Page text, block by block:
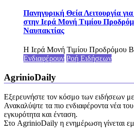
Πανηγυρική Θεία Λειτουργία
στην Ιερά Μονή Τιμίου
Ναυπακτίας
Η Ιερά Μονή Τιμίου Προδρόμου
Ενδιαφέρουν Ροή Ειδήσεων
AgrinioDaily
Εξερευνήστε τον κόσμο των ειδήσεων
Ανακαλύψτε τα πιο ενδιαφέροντα νέα
εγκυρότητα και ένταση.
Στο AgrinioDaily η ενημέρωση γίνεται